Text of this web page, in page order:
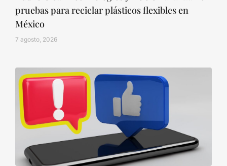
pruebas para reciclar plásticos flexibles en
México
7 agosto, 2026